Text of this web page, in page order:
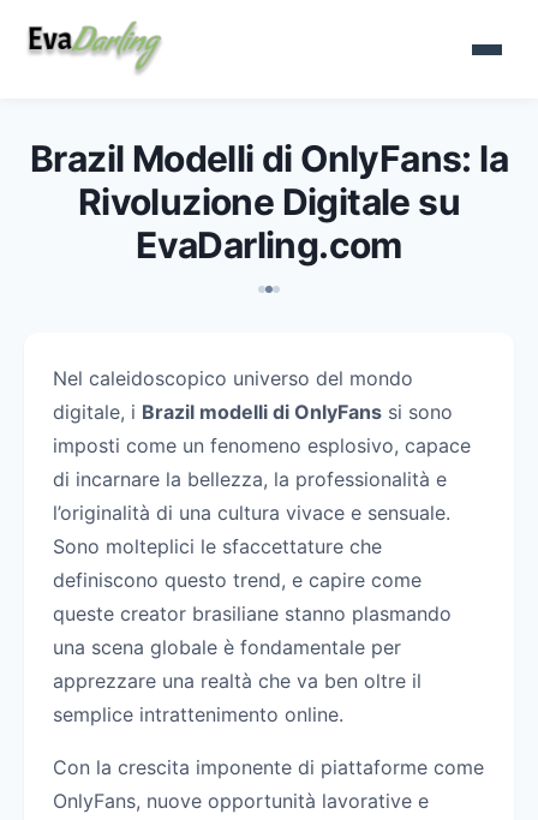
Brazil Modelli di OnlyFans: la
Rivoluzione Digitale su
EvaDarling.com
Nel caleidoscopico universo del mondo
digitale, i Brazil modelli di OnlyFans si sono
imposti come un fenomeno esplosivo, capace
di incarnare la bellezza, la professionalità e
l’originalità di una cultura vivace e sensuale.
Sono molteplici le sfaccettature che
definiscono questo trend, e capire come
queste creator brasiliane stanno plasmando
una scena globale è fondamentale per
apprezzare una realtà che va ben oltre il
semplice intrattenimento online.
Con la crescita imponente di piattaforme come
OnlyFans, nuove opportunità lavorative e